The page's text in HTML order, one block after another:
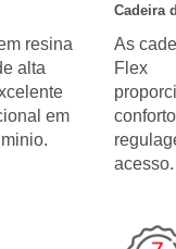
resina
alta
em
Cadeira
As
Flex
acesso.